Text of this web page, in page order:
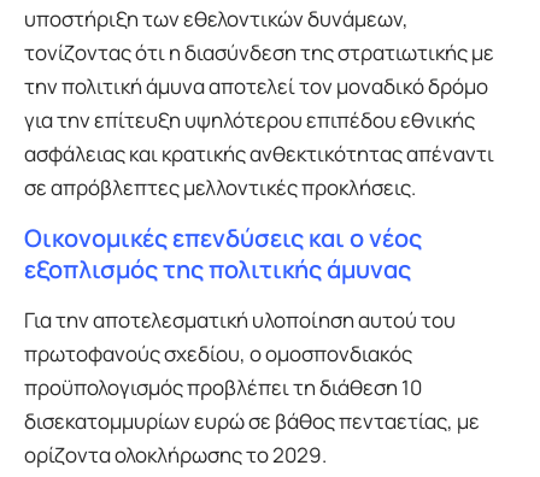
υποστήριξη των εθελοντικών δυνάμεων,
τονίζοντας ότι η διασύνδεση της στρατιωτικής με
την πολιτική άμυνα αποτελεί τον μοναδικό δρόμο
για την επίτευξη υψηλότερου επιπέδου εθνικής
ασφάλειας και κρατικής ανθεκτικότητας απέναντι
σε απρόβλεπτες μελλοντικές προκλήσεις.
Οικονομικές επενδύσεις και ο νέος
εξοπλισμός της πολιτικής άμυνας
Για την αποτελεσματική υλοποίηση αυτού του
πρωτοφανούς σχεδίου, ο ομοσπονδιακός
προϋπολογισμός προβλέπει τη διάθεση 10
δισεκατομμυρίων ευρώ σε βάθος πενταετίας, με
ορίζοντα ολοκλήρωσης το 2029.